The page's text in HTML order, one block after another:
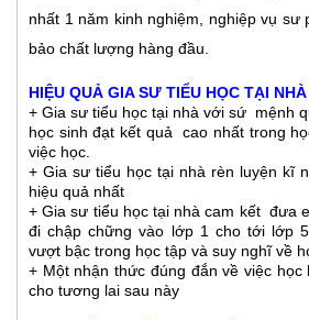
nhất 1 năm kinh nghiệm, nghiệp vụ sư
bảo chất lượng hàng đầu.
HIỆU QUẢ GIA SƯ TIỂU HỌC TẠI NHÀ
+ Gia sư tiểu học tại nhà với sứ mệnh
học sinh đạt kết quả cao nhất trong
việc học.
+ Gia sư tiểu học tại nhà rèn luyện kĩ
hiệu quả nhất
+ Gia sư tiểu học tại nhà cam kết đưa
đi chập chững vào lớp 1 cho tới lớp
vượt bậc trong học tập và suy nghĩ về
+ Một nhận thức đúng đắn về việc học
cho tương lai sau này